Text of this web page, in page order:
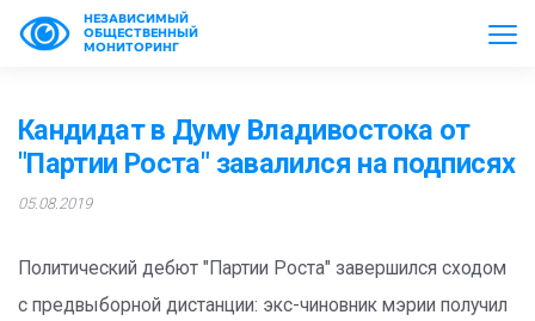
НЕЗАВИСИМЫЙ
ОБЩЕСТВЕННЫЙ
МОНИТОРИНГ
Кандидат в Думу Владивостока от
"Партии Роста" завалился на подписях
05.08.2019
Политический дебют "Партии Роста" завершился сходом
с предвыборной дистанции: экс-чиновник мэрии получил